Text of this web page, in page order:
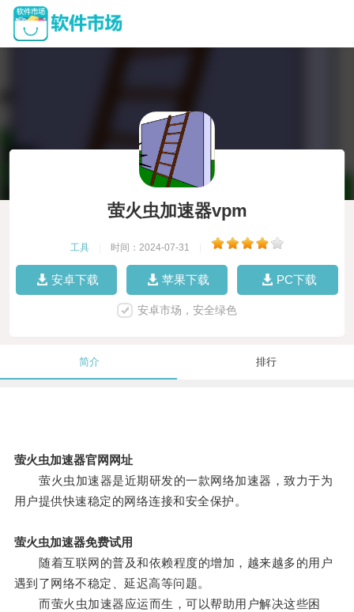
萤火虫加速器vpm
工具 时间：2024-07-31
安卓下载 苹果下载 PC下载
安卓市场，安全绿色
简介 排行
萤火虫加速器官网网址
萤火虫加速器是近期研发的一款网络加速器，致力于为
用户提供快速稳定的网络连接和安全保护。
萤火虫加速器免费试用
随着互联网的普及和依赖程度的增加，越来越多的用户
遇到了网络不稳定、延迟高等问题。
而萤火虫加速器应运而生，可以帮助用户解决这些困